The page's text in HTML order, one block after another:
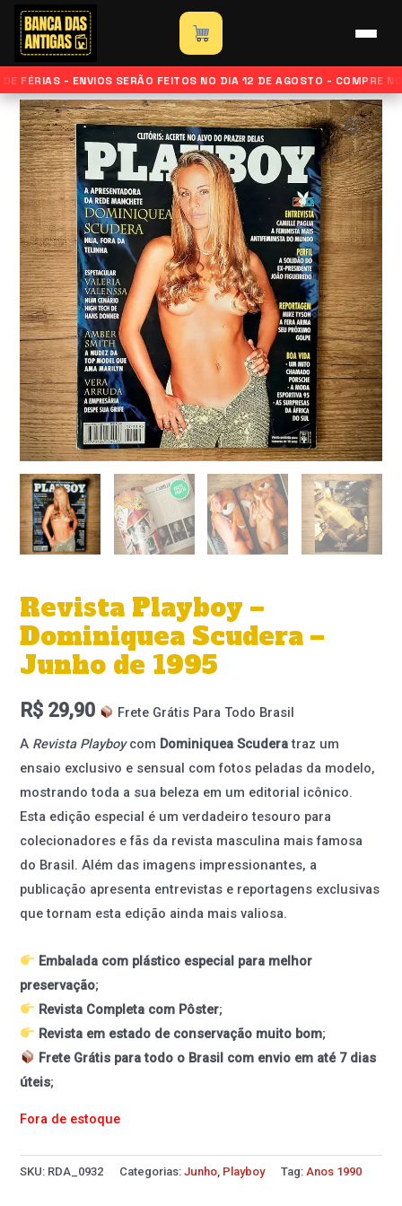
para
conteúdo
FÉRIAS - ENVIOS SERÃO FEITOS NO DIA 12 DE AGOSTO - COMPRE
Início»Loja
Revista Playboy – Dominiquea Scudera –
Junho de 1995
Revista Playboy –
Dominiquea Scudera –
Junho de 1995
R$ 29,90
Frete Grátis Para Todo Brasil
A Revista Playboycom Dominiquea Scuderatraz um
ensaio exclusivo e sensual com fotos peladas da modelo,
mostrando toda a sua beleza em um editorial icônico.
Esta edição especial é um verdadeiro tesouro para
colecionadores e fãs da revista masculina mais famosa
do Brasil. Além das imagens impressionantes, a
publicação apresenta entrevistas e reportagens exclusivas
que tornam esta edição ainda mais valiosa.
Embalada com plástico especial para melhor
preservação;
Revista Completa com Pôster;
Revista em estado de conservação muito bom;
Frete Grátis para todo o Brasil com envio em até 7 dias
úteis;
Fora de estoque
SKU: RDA_0932 Categorias:Junho, Playboy Tag:Anos 1990